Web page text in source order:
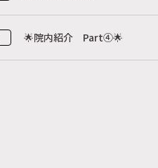
🌟院内紹介 Part④🌟